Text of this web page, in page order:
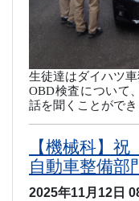
生徒達はダイハツ
OBD検査について
話を聞くことができ
【機械科】
自動車整備部
2025年11月12日